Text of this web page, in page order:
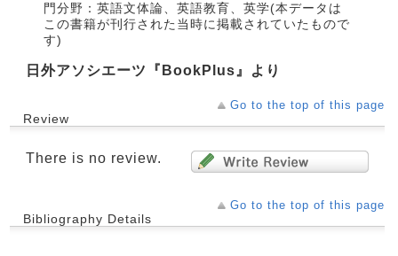
門分野：英語文体論、英語教育、英学(本データは
この書籍が刊行された当時に掲載されていたもので
す)
日外アソシエーツ『BookPlus』より
Go to the top of this page
Review
There is no review.
Go to the top of this page
Bibliography Details